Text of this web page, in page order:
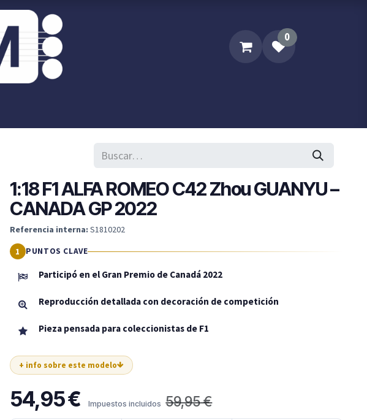
0
1:18 F1 ALFA ROMEO C42 Zhou GUANYU –
CANADA GP 2022
Referencia interna: S1810202
PUNTOS CLAVE
Participó en el Gran Premio de Canadá 2022
Reproducción detallada con decoración de competición
Pieza pensada para coleccionistas de F1
+ info sobre este modelo
54,95€ Impuestos incluidos 59,95€